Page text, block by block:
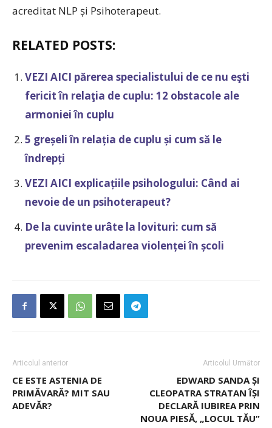
acreditat NLP și Psihoterapeut.
RELATED POSTS:
VEZI AICI părerea specialistului de ce nu eşti
fericit în relaţia de cuplu: 12 obstacole ale
armoniei în cuplu
5 greșeli în relația de cuplu și cum să le
îndrepți
VEZI AICI explicațiile psihologului: Când ai
nevoie de un psihoterapeut?
De la cuvinte urâte la lovituri: cum să
prevenim escaladarea violenței în școli
Articolul anterior
CE ESTE ASTENIA DE
PRIMĂVARĂ? MIT SAU
ADEVĂR?
Articolul Următor
EDWARD SANDA ȘI
CLEOPATRA STRATAN ÎȘI
DECLARĂ IUBIREA PRIN
NOUA PIESĂ, „LOCUL TĂU”